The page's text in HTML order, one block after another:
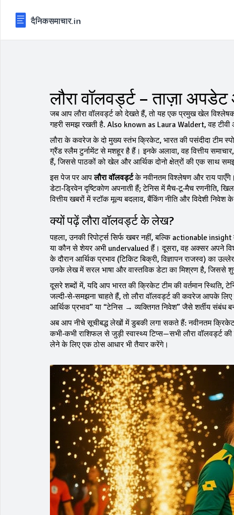
लौरा वॉलवर्ड्ट – ताज़ा
जब आपलौरा वॉलवर्ड्टको देखते हैं, तो यह एक प्रमुख खेल विश्लेषक
गहरी समझ रखती है. Also known as Laura Waldert, वह
लौरा के कवरेज के दो मुख्य स्तंभक्रिकेट, भारत की पसंदीदा टीम
ग्रैंड स्लैम टुर्नामेंट से मशहूर हैहैं। इनके अलावा, वहवित्तीय समाचार
हैं, जिससे पाठकों को खेल और आर्थिक दोनो क्षेत्रों की एक साथ
इस पेज पर आपलौरा वॉलवर्ड्टके नवीनतम विश्लेषण और राय
डेटा‑ड्रिवेन दृष्टिकोण अपनाती हैं; टेनिस में मैच‑टू‑मैच रणनीति,
वित्तीय खबरों में स्टॉक मूल्य बदलाव, बैंकिंग नीति और विदेशी
क्यों पढ़ें लौरा वॉलवर्ड्ट के लेख?
पहला, उनकी रिपोर्ट्स सिर्फ खबर नहीं, बल्कि actionable
या कौन से शेयर अभी undervalued हैं। दूसरा, वह अक्सर अपने
के दौरान आर्थिक प्रभाव (टिकिट बिक्री, विज्ञापन राजस्व) का
उनके लेख में सरल भाषा और वास्तविक डेटा का मिश्रण है, जिससे
दूसरे शब्दों में, यदि आप भारत की क्रिकेट टीम की वर्तमान स्थिति,
जल्दी‑से‑समझना चाहते हैं, तो लौरा वॉलवर्ड्ट की कवरेज आपके
आर्थिक प्रभाव” या “टेनिस → व्यक्तिगत निवेश” जैसे शर्तीय
अब आप नीचे सूचीबद्ध लेखों में डुबकी लगा सकते हैं: नवीनतम क्रिकेट
कभी‑कभी राशिफल से जुड़ी स्वास्थ्य टिप्स—सभी लौरा वॉलवर्ड्ट
लेने के लिए एक ठोस आधार भी तैयार करेंगे।